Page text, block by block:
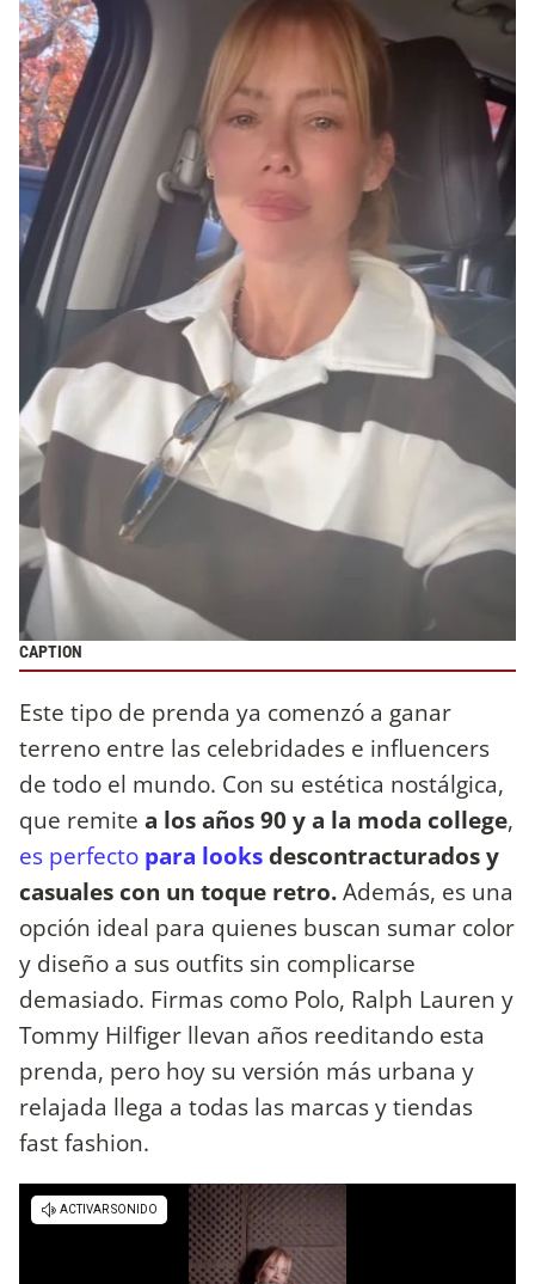
CAPTION
Este tipo de prenda ya comenzó a ganar
terreno entre las celebridades e influencers
de todo el mundo. Con su estética nostálgica,
que remite a los años 90 y a la moda college,
es perfecto para looksdescontracturados y
casuales con un toque retro.Además, es una
opción ideal para quienes buscan sumar color
y diseño a sus outfits sin complicarse
demasiado. Firmas como Polo, Ralph Lauren y
Tommy Hilfiger llevan años reeditando esta
prenda, pero hoy su versión más urbana y
relajada llega a todas las marcas y tiendas
fast fashion.